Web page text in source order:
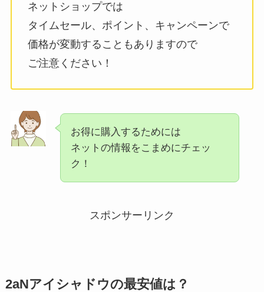
ネットショップでは
タイムセール、ポイント、キャンペーンで
価格が変動することもありますので
ご注意ください！
お得に購入するためには
ネットの情報をこまめにチェッ
ク！
スポンサーリンク
2aNアイシャドウの最安値は？